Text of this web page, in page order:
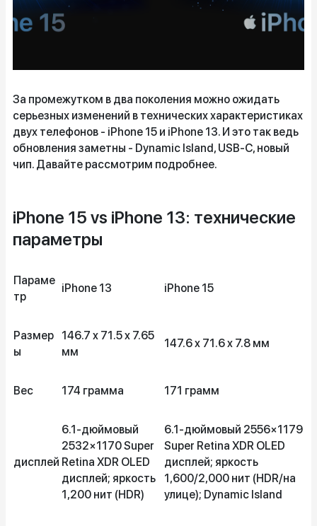
За промежутком в два поколения можно ожидать
серьезных изменений в технических характеристиках
двух телефонов - iPhone 15 и iPhone 13. И это так ведь
обновления заметны - Dynamic Island, USB-C, новый
чип. Давайте рассмотрим подробнее.
iPhone 15 vs iPhone 13: технические
параметры
Параме
тр
iPhone 13 iPhone 15
Размер
ы
146.7 x 71.5 x 7.65
мм
147.6 x 71.6 x 7.8 мм
Вес 174 грамма 171 грамм
дисплей
6.1-дюймовый
2532×1170 Super
Retina XDR OLED
дисплей; яркость
1,200 нит (HDR)
6.1-дюймовый 2556×1179
Super Retina XDR OLED
дисплей; яркость
1,600/2,000 нит (HDR/на
улице); Dynamic Island